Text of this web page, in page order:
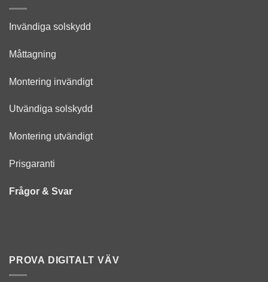
Invändiga solskydd
Måttagning
Montering invändigt
Utvändiga solskydd
Montering utvändigt
Prisgaranti
Frågor & Svar
PROVA DIGITALT VÄV